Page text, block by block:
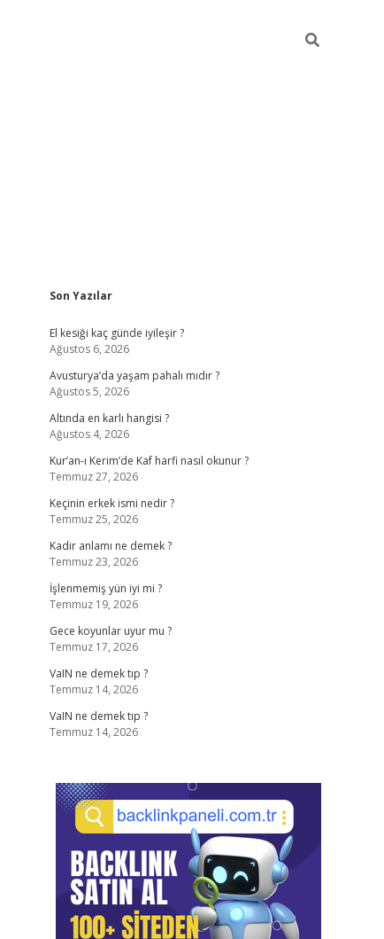
Sidebar
Son Yazılar
El kesiği kaç günde iyileşir ?
Ağustos 6, 2026
Avusturya’da yaşam pahalı mıdır ?
Ağustos 5, 2026
Altında en karlı hangisi ?
Ağustos 4, 2026
Kur’an-ı Kerim’de Kaf harfi nasıl okunur ?
Temmuz 27, 2026
Keçinin erkek ismi nedir ?
Temmuz 25, 2026
Kadir anlamı ne demek ?
Temmuz 23, 2026
İşlenmemiş yün iyi mi ?
Temmuz 19, 2026
Gece koyunlar uyur mu ?
Temmuz 17, 2026
VaIN ne demek tıp ?
Temmuz 14, 2026
VaIN ne demek tıp ?
Temmuz 14, 2026
ilbet giriş